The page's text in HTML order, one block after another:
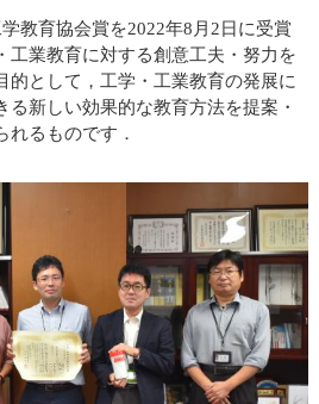
教育協会賞を2022年8月2日に受賞
工業教育に対する創意工夫・努力を
的として，工学・工業教育の発展に
る新しい効果的な教育方法を提案・
れるものです．